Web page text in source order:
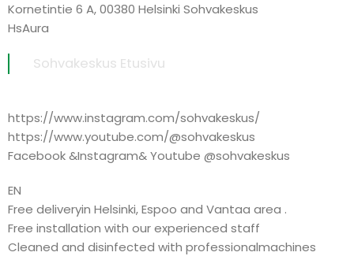
Kornetintie 6 A, 00380 Helsinki Sohvakeskus
HsAura
Sohvakeskus Etusivu
https://www.instagram.com/sohvakeskus/
https://www.youtube.com/@sohvakeskus
Facebook &Instagram& Youtube @sohvakeskus
EN
Free deliveryin Helsinki, Espoo and Vantaa area .
Free installation with our experienced staff
Cleaned and disinfected with professionalmachines